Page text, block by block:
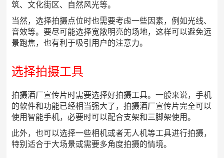
筑、文化街区、自然风光等。
当然，选择拍摄点位时也需要考虑一些因素，例如光线、
音效等。要尽可能选择宽敞明亮的场地，这样可以避免远
景跑焦，也有利于吸引用户的注意力。
选择拍摄工具
拍摄酒厂宣传片时需要选择好拍摄工具。一般来说，手机
的软件和功能已经相当强大了，拍摄酒厂宣传片完全可以
使用智能手机，必要时可以配合支架和三脚架使用。
此外，也可以选择一些相机或者无人机等工具进行拍摄，
特别适合于大场景或需要多角度拍摄的情境。